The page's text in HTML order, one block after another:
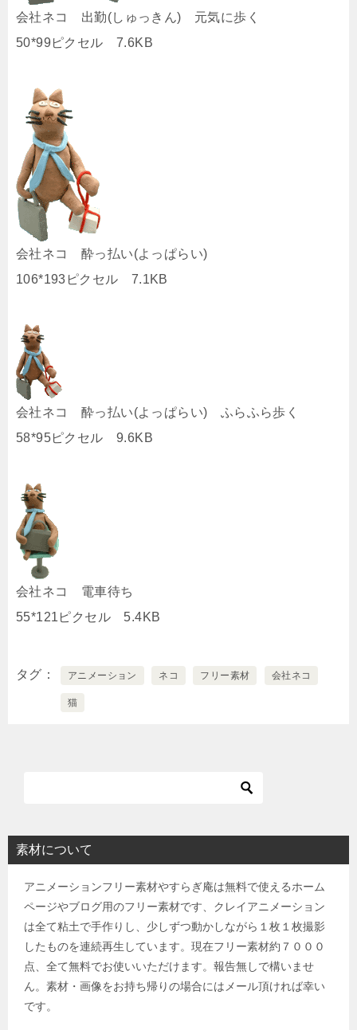
会社ネコ 出勤(しゅっきん) 元気に歩く
50*99ピクセル 7.6KB
会社ネコ 酔っ払い(よっぱらい)
106*193ピクセル 7.1KB
会社ネコ 酔っ払い(よっぱらい) ふらふら歩く
58*95ピクセル 9.6KB
会社ネコ 電車待ち
55*121ピクセル 5.4KB
タグ アニメーション ネコ フリー素材 会社ネコ
猫
素材について
アニメーションフリー素材やすらぎ庵は無料で使えるホーム
ページやブログ用のフリー素材です、クレイアニメーション
は全て粘土で手作りし、少しずつ動かしながら１枚１枚撮影
したものを連続再生しています。現在フリー素材約７０００
点、全て無料でお使いいただけます。報告無しで構いませ
ん。素材・画像をお持ち帰りの場合にはメール頂ければ幸い
です。